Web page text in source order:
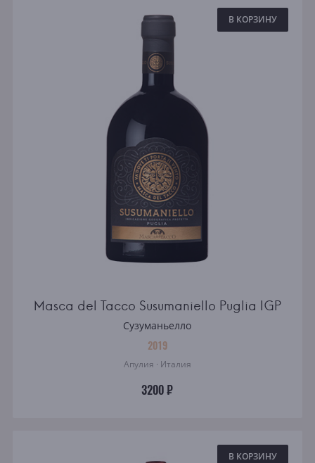
В КОРЗИНУ
Masca del Tacco Susumaniello Puglia IGP
Сузуманьелло
2019
Апулия · Италия
3200 ₽
В КОРЗИНУ